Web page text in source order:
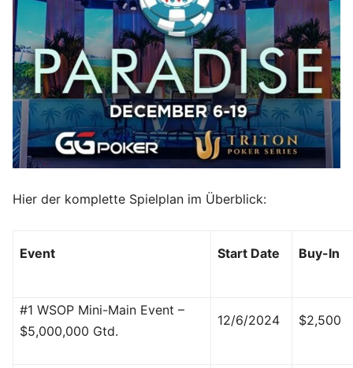
Hier der komplette Spielplan im Überblick:
Event Start Date Buy-In
#1 WSOP Mini-Main Event –
$5,000,000 Gtd.
12/6/2024 $2,500